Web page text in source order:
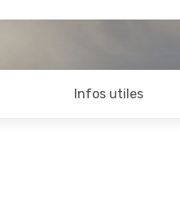
Infos utiles